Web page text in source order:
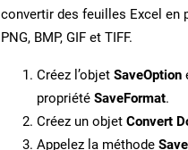
convertir des feuilles Excel en
PNG, BMP, GIF et TIFF.
Créez l’objet SaveOption
propriété SaveFormat.
Créez un objet Convert
Appelez la méthode